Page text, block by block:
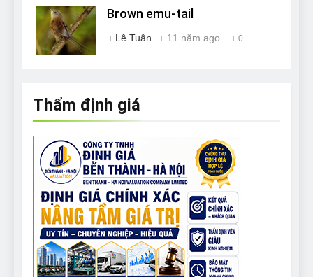
Brown emu-tail
Lê Tuân 11 năm ago 0
Thẩm định giá